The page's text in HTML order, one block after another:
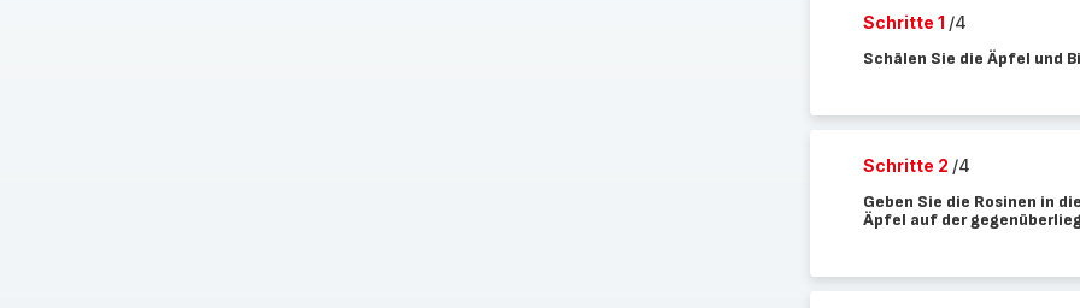
Schritte 1 /4
Schälen Sie die Äpfel und
Schritte 2 /4
Geben Sie die Rosinen in
Äpfel auf der